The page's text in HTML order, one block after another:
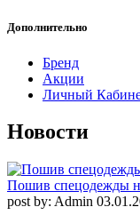
Дополнительно
Бренд
Акции
Личный
Новости
Пошив спецодежды
post by: Admin